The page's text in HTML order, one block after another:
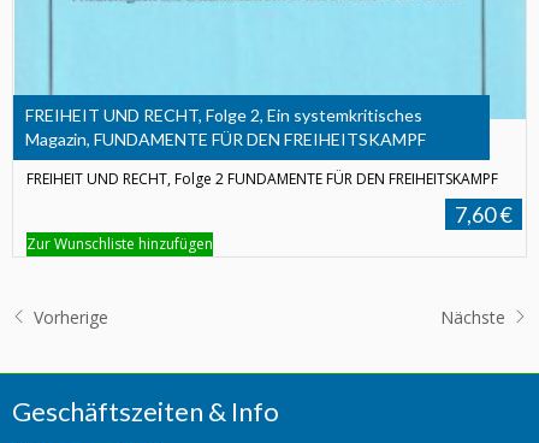
FREIHEIT UND RECHT, Folge 2, Ein systemkritisches
Magazin, FUNDAMENTE FÜR DEN FREIHEITSKAMPF
FREIHEIT UND RECHT, Folge 2 FUNDAMENTE FÜR DEN FREIHEITSKAMPF
7,60 €
Zur Wunschliste hinzufügen
Vorherige Nächste
Geschäftszeiten & Info